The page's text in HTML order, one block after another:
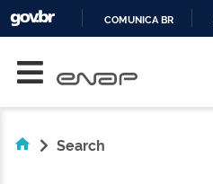
COMUNICA BR
Search